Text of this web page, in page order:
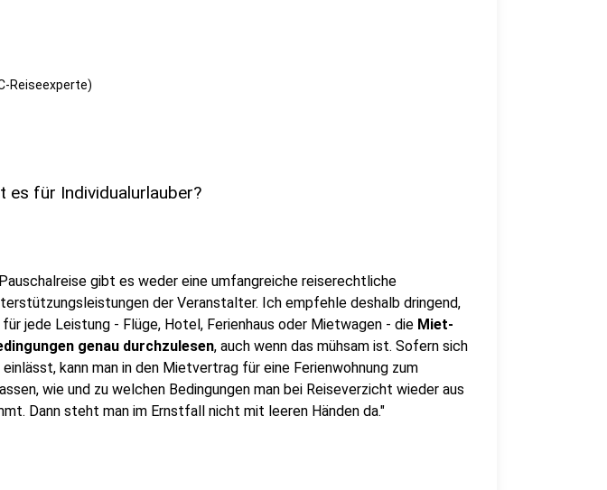
Reiseexperte)
es für Individualurlauber?
gibt es weder eine umfangreiche reiserechtliche
der Veranstalter. Ich empfehle deshalb dringend,
jede Leistung - Flüge, Hotel, Ferienhaus oder Mietwagen - die Miet-
genau durchzulesen, auch wenn das mühsam ist. Sofern sich
kann man in den Mietvertrag für eine Ferienwohnung zum
wie und zu welchen Bedingungen man bei Reiseverzicht wieder aus
Dann steht man im Ernstfall nicht mit leeren Händen da."